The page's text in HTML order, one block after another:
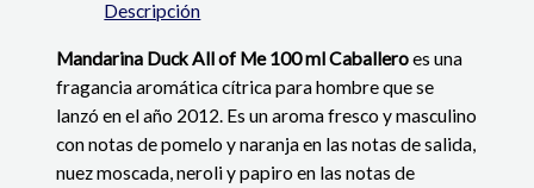
Descripción
Mandarina Duck All of Me 100 ml Caballeroes una
fragancia aromática cítrica para hombre que se
lanzó en el año 2012. Es un aroma fresco y masculino
con notas de pomelo y naranja en las notas de salida,
nuez moscada, neroli y papiro en las notas de